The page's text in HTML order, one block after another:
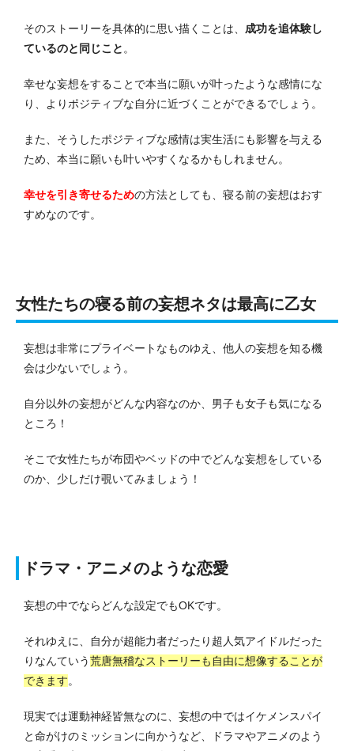
そのストーリーを具体的に思い描くことは、 成功を追体験し
ているのと同じこと 。
幸せな妄想をすることで本当に願いが叶ったような感情にな
り、よりポジティブな自分に近づくことができるでしょう。
また、そうしたポジティブな感情は実生活にも影響を与える
ため、本当に願いも叶いやすくなるかもしれません。
幸せを引き寄せるための方法としても、寝る前の妄想はおす
すめなのです。
女性たちの寝る前の妄想ネタは最高に乙女
妄想は非常にプライベートなものゆえ、他人の妄想を知る機
会は少ないでしょう。
自分以外の妄想がどんな内容なのか、男子も女子も気になる
ところ！
そこで女性たちが布団やベッドの中でどんな妄想をしている
のか、少しだけ覗いてみましょう！
ドラマ・アニメのような恋愛
妄想の中でならどんな設定でもOKです。
それゆえに、自分が超能力者だったり超人気アイドルだった
りなんていう荒唐無稽なストーリーも自由に想像することが
できます。
現実では運動神経皆無なのに、妄想の中ではイケメンスパイ
と命がけのミッションに向かうなど、ドラマやアニメのよう